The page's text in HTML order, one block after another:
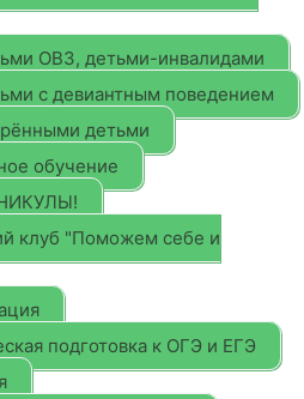
ОВЗ, детьми-инвалидами
с девиантным поведением
детьми
обучение
клуб "Поможем себе и
подготовка к ОГЭ и ЕГЭ